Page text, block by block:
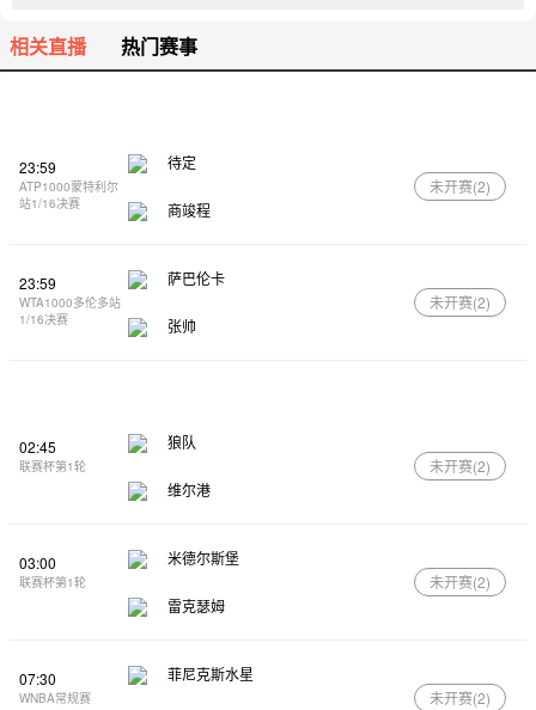
相关直播 热门赛事
23:59
ATP1000蒙特利尔
站1/16决赛
待定
商竣程
未开赛(2)
23:59
WTA1000多伦多站
1/16决赛
萨巴伦卡
张帅
未开赛(2)
02:45
联赛杯第1轮
狼队
维尔港
未开赛(2)
03:00
联赛杯第1轮
米德尔斯堡
雷克瑟姆
未开赛(2)
07:30
WNBA常规赛
菲尼克斯水星
未开赛(2)